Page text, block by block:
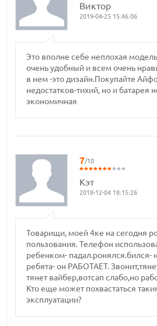
Виктор
2019-04-25 15:46:06
Это вполне себе неплохая
очень удобный и всем очень
в нем -это дизайн.Покупайте
недостатков-тихий, но и батарея
экономичная
7/10
Кэт
2018-12-04 18:15:26
Товарищи, моей 4ке на сегодня
пользования. Телефон
ребенком- падал.ронялся.бился-
ребята- он РАБОТАЕТ.
тянет вайбер,вотсап слабо,но
Кто еще может похвастаться
эксплуатации?